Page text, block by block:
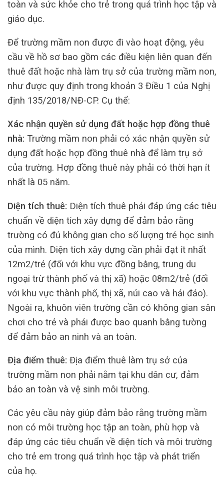
toàn và sức khỏe cho trẻ trong quá trình học tập và
giáo dục.
Để trường mầm non được đi vào hoạt động, yêu
cầu về hồ sơ bao gồm các điều kiện liên quan đến
thuê đất hoặc nhà làm trụ sở của trường mầm non,
như được quy định trong khoản 3 Điều 1 của Nghị
định 135/2018/NĐ-CP. Cụ thể:
Xác nhận quyền sử dụng đất hoặc hợp đồng thuê
nhà: Trường mầm non phải có xác nhận quyền sử
dụng đất hoặc hợp đồng thuê nhà để làm trụ sở
của trường. Hợp đồng thuê này phải có thời hạn ít
nhất là 05 năm.
Diện tích thuê: Diện tích thuê phải đáp ứng các tiêu
chuẩn về diện tích xây dựng để đảm bảo rằng
trường có đủ không gian cho số lượng trẻ học sinh
của mình. Diện tích xây dựng cần phải đạt ít nhất
12m2/trẻ (đối với khu vực đồng bằng, trung du
ngoại trừ thành phố và thị xã) hoặc 08m2/trẻ (đối
với khu vực thành phố, thị xã, núi cao và hải đảo).
Ngoài ra, khuôn viên trường cần có không gian sân
chơi cho trẻ và phải được bao quanh bằng tường
để đảm bảo an ninh và an toàn.
Địa điểm thuê: Địa điểm thuê làm trụ sở của
trường mầm non phải nằm tại khu dân cư, đảm
bảo an toàn và vệ sinh môi trường.
Các yêu cầu này giúp đảm bảo rằng trường mầm
non có môi trường học tập an toàn, phù hợp và
đáp ứng các tiêu chuẩn về diện tích và môi trường
cho trẻ em trong quá trình học tập và phát triển
của họ.